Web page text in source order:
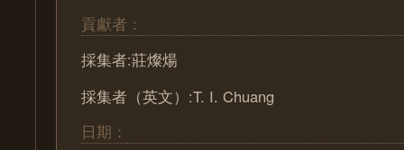
貢獻者：
採集者:莊燦煬
採集者（英文）:T. I. Chuang
日期：